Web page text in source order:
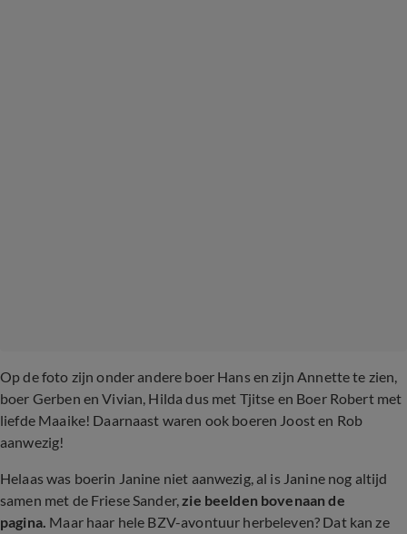
Op de foto zijn onder andere boer Hans en zijn Annette te zien,
boer Gerben en Vivian, Hilda dus met Tjitse en Boer Robert met
liefde Maaike! Daarnaast waren ook boeren Joost en Rob
aanwezig!
Helaas was boerin Janine niet aanwezig, al is Janine nog altijd
samen met de Friese Sander,zie beelden bovenaan de
pagina. Maar haar hele BZV-avontuur herbeleven? Dat kan ze